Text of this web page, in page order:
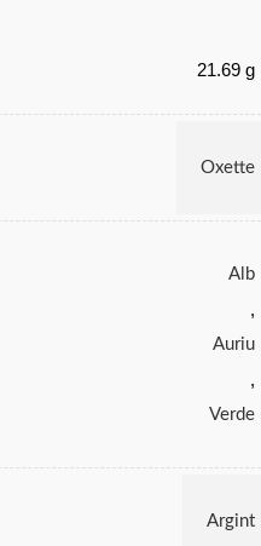
21.69 g
Oxette
Alb
,
Auriu
,
Verde
Argint